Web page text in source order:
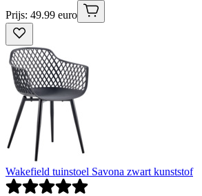
Prijs: 49.99 euro
Wakefield tuinstoel Savona zwart kunststof